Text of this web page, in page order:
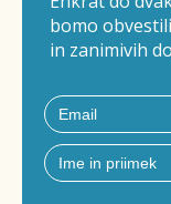
bomo
in zanimivih